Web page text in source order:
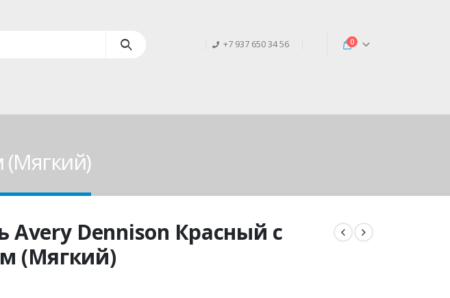
+7 937 650 34 56 0
(Мягкий)
Avery Dennison Красный с
(Мягкий)